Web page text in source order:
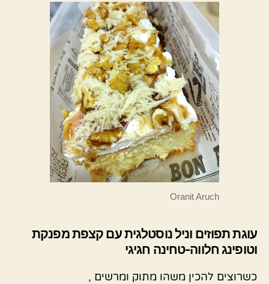
Oranit Aruch
עוגת תפוזים וניל נוסטלגית עם קצפת מפנקת
וטופינג חלווה-טחינה חגיגי
כשרוצים להכין משהו מתוק ומרשים ,